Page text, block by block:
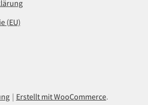
(EU)
Erstellt mit WooCommerce.